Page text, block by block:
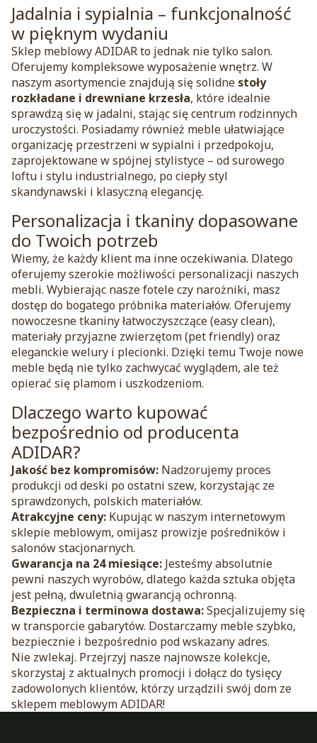
Jadalnia i sypialnia – funkcjonalność
w pięknym wydaniu
Sklep meblowy ADIDAR to jednak nie tylko salon.
Oferujemy kompleksowe wyposażenie wnętrz. W
naszym asortymencie znajdują się solidne stoły
rozkładane i drewniane krzesła, które idealnie
sprawdzą się w jadalni, stając się centrum rodzinnych
uroczystości. Posiadamy również meble ułatwiające
organizację przestrzeni w sypialni i przedpokoju,
zaprojektowane w spójnej stylistyce – od surowego
loftu i stylu industrialnego, po ciepły styl
skandynawski i klasyczną elegancję.
Personalizacja i tkaniny dopasowane
do Twoich potrzeb
Wiemy, że każdy klient ma inne oczekiwania. Dlatego
oferujemy szerokie możliwości personalizacji naszych
mebli. Wybierając nasze fotele czy narożniki, masz
dostęp do bogatego próbnika materiałów. Oferujemy
nowoczesne tkaniny łatwoczyszczące (easy clean),
materiały przyjazne zwierzętom (pet friendly) oraz
eleganckie welury i plecionki. Dzięki temu Twoje nowe
meble będą nie tylko zachwycać wyglądem, ale też
opierać się plamom i uszkodzeniom.
Dlaczego warto kupować
bezpośrednio od producenta
ADIDAR?
Jakość bez kompromisów: Nadzorujemy proces
produkcji od deski po ostatni szew, korzystając ze
sprawdzonych, polskich materiałów.
Atrakcyjne ceny: Kupując w naszym internetowym
sklepie meblowym, omijasz prowizje pośredników i
salonów stacjonarnych.
Gwarancja na 24 miesiące: Jesteśmy absolutnie
pewni naszych wyrobów, dlatego każda sztuka objęta
jest pełną, dwuletnią gwarancją ochronną.
Bezpieczna i terminowa dostawa:Specjalizujemy się
w transporcie gabarytów. Dostarczamy meble szybko,
bezpiecznie i bezpośrednio pod wskazany adres.
Nie zwlekaj. Przejrzyj nasze najnowsze kolekcje,
skorzystaj z aktualnych promocji i dołącz do tysięcy
zadowolonych klientów, którzy urządzili swój dom ze
sklepem meblowym ADIDAR!